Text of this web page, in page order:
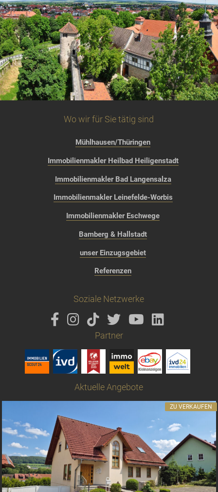
Wo wir für Sie tätig sind
Mühlhausen/Thüringen
Immobilienmakler Heilbad Heiligenstadt
Immobilienmakler Bad Langensalza
Immobilienmakler Leinefelde-Worbis
Immobilienmakler Eschwege
Bamberg & Hallstadt
unser Einzugsgebiet
Referenzen
Soziale Netzwerke
Partner
Aktuelle Angebote
ZU VERKAUFEN